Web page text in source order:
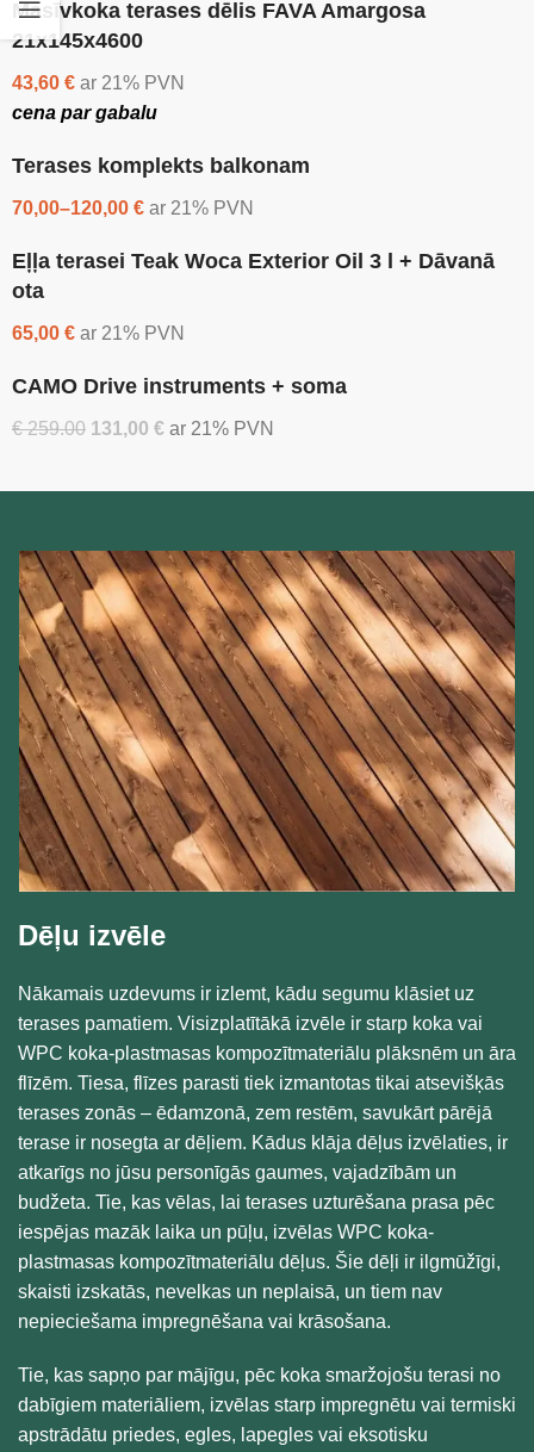
Masīvkoka terases dēlis FAVA Amargosa
21x145x4600
43,60 € ar 21% PVN
cena par gabalu
Terases komplekts balkonam
70,00–120,00 € ar 21% PVN
Eļļa terasei Teak Woca Exterior Oil 3 l + Dāvanā
ota
65,00 € ar 21% PVN
CAMO Drive instruments + soma
€259.00 131,00 € ar 21% PVN
Dēļu izvēle
Nākamais uzdevums ir izlemt, kādu segumu klāsiet uz
terases pamatiem. Visizplatītākā izvēle ir starp koka vai
WPC koka-plastmasas kompozītmateriālu plāksnēm un āra
flīzēm. Tiesa, flīzes parasti tiek izmantotas tikai atsevišķās
terases zonās – ēdamzonā, zem restēm, savukārt pārējā
terase ir nosegta ar dēļiem. Kādus klāja dēļus izvēlaties, ir
atkarīgs no jūsu personīgās gaumes, vajadzībām un
budžeta. Tie, kas vēlas, lai terases uzturēšana prasa pēc
iespējas mazāk laika un pūļu, izvēlas WPC koka-
plastmasas kompozītmateriālu dēļus. Šie dēļi ir ilgmūžīgi,
skaisti izskatās, nevelkas un neplaisā, un tiem nav
nepieciešama impregnēšana vai krāsošana.
Tie, kas sapņo par mājīgu, pēc koka smaržojošu terasi no
dabīgiem materiāliem, izvēlas starp impregnētu vai termiski
apstrādātu priedes, egles, lapegles vai eksotisku